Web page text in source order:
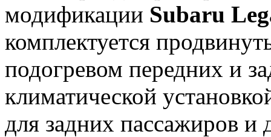
модификации Subaru
комплектуется
подогревом передних и
климатической
для задних пассажиров и